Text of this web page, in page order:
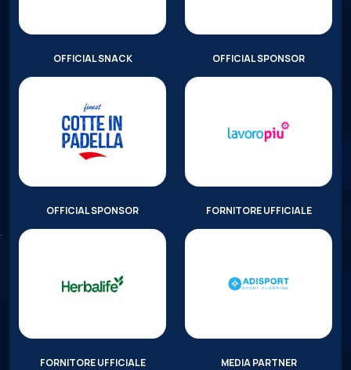
OFFICIAL SNACK OFFICIAL SPONSOR
OFFICIAL SPONSOR FORNITORE UFFICIALE
FORNITORE UFFICIALE MEDIA PARTNER